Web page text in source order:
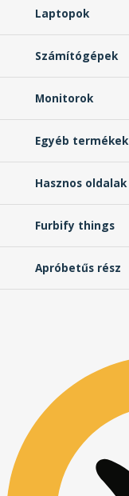
Laptopok
Számítógépek
Monitorok
Egyéb termékek
Hasznos oldalak
Furbify things
Apróbetűs rész